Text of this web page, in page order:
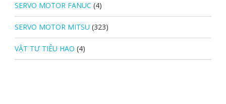
SERVO MOTOR FANUC (4)
SERVO MOTOR MITSU (323)
VẬT TƯ TIÊU HAO (4)